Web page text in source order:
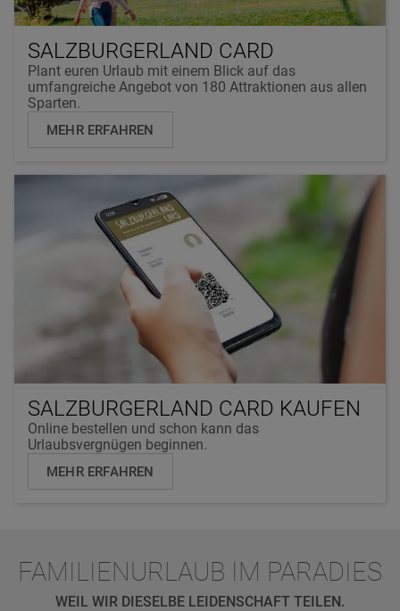
SALZBURGERLAND CARD
Plant euren Urlaub mit einem Blick auf das
umfangreiche Angebot von 180 Attraktionen aus allen
Sparten.
MEHR ERFAHREN
SALZBURGERLAND CARD KAUFEN
Online bestellen und schon kann das
Urlaubsvergnügen beginnen.
MEHR ERFAHREN
FAMILIENURLAUB IM PARADIES
WEIL WIR DIESELBE LEIDENSCHAFT TEILEN.